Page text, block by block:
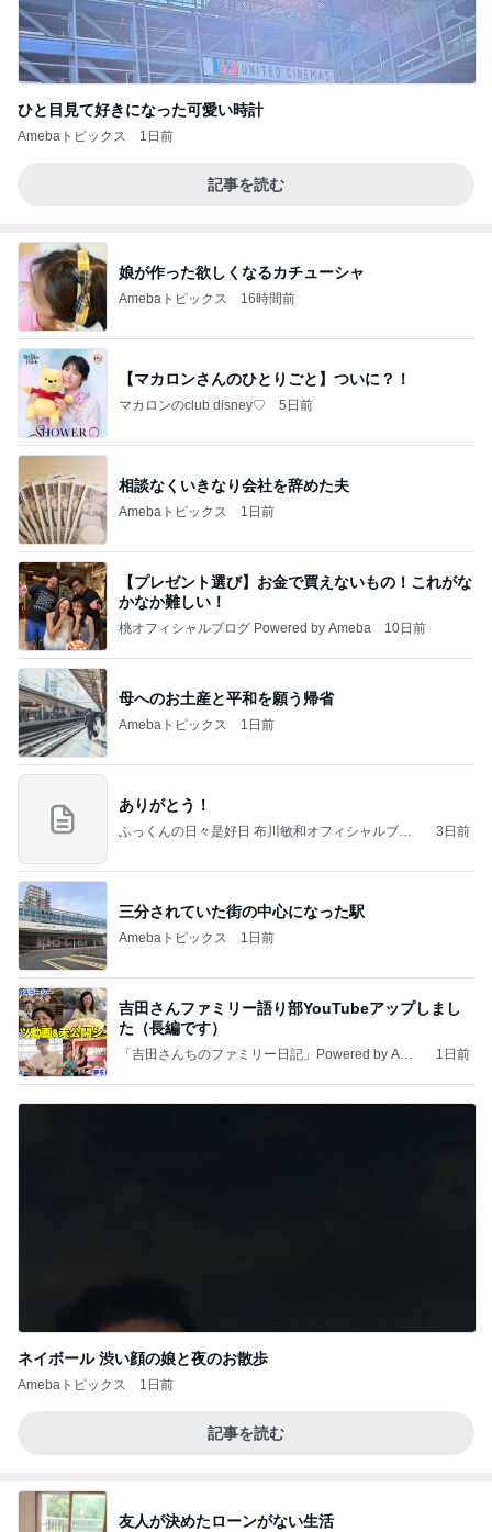
ひと目見て好きになった可愛い時計
Amebaトピックス 1日前
記事を読む
娘が作った欲しくなるカチューシャ
Amebaトピックス 16時間前
【マカロンさんのひとりごと】ついに？！
マカロンのclub disney♡ 5日前
相談なくいきなり会社を辞めた夫
Amebaトピックス 1日前
【プレゼント選び】お金で買えないもの！これがな
かなか難しい！
桃オフィシャルブログ Powered by Ameba 10日前
母へのお土産と平和を願う帰省
Amebaトピックス 1日前
ありがとう！
ふっくんの日々是好日 布川敏和オフィシャルブロ
3日前
三分されていた街の中心になった駅
Amebaトピックス 1日前
吉田さんファミリー語り部YouTubeアップしまし
た（長編です）
「吉田さんちのファミリー日記」Powered by Ame
1日前
ネイボール 渋い顔の娘と夜のお散歩
Amebaトピックス 1日前
記事を読む
友人が決めたローンがない生活